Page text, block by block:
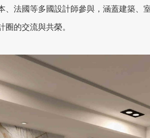
法國等多國設計師參與，涵蓋建築、
的交流與共榮。